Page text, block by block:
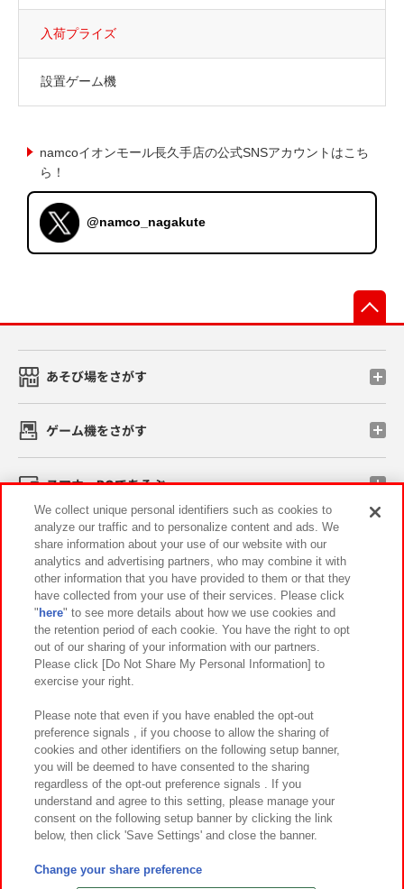
入荷プライズ
設置ゲーム機
namcoイオンモール長久手店の公式SNSアカウントはこち
ら！
@namco_nagakute
あそび場をさがす
ゲーム機をさがす
スマホ・PCであそぶ
イベント・キャンペーン
関連会社 サステナビリティ サイトポリシー
プライバシーポリシー ウェブアクセシビリティ方針と検証結果
お取引先さまとともに
カスタマーハラスメント対応方針 よくあるご質問・お問い合わせ
©Bandai Namco Amusement Inc.
©Bandai Namco Amusement Lab Inc.
We collect unique personal identifiers such as cookies to
analyze our traffic and to personalize content and ads. We
share information about your use of our website with our
analytics and advertising partners, who may combine it with
other information that you have provided to them or that they
have collected from your use of their services. Please click
" here" to see more details about how we use cookies and
the retention period of each cookie. You have the right to opt
out of our sharing of your information with our partners.
Please click [Do Not Share My Personal Information] to
exercise your right.
Please note that even if you have enabled the opt-out
preference signals , if you choose to allow the sharing of
cookies and other identifiers on the following setup banner,
you will be deemed to have consented to the sharing
regardless of the opt-out preference signals . If you
understand and agree to this setting, please manage your
consent on the following setup banner by clicking the link
below, then click 'Save Settings' and close the banner.
Change your share preference